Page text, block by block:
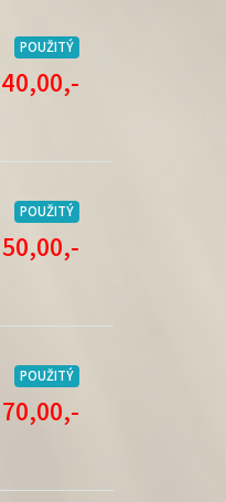
POUŽITÝ
40,00,-
POUŽITÝ
50,00,-
POUŽITÝ
70,00,-